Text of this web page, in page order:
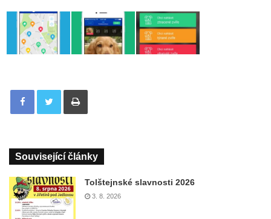
Tisknout
Související články
Tolštejnské slavnosti 2026
3. 8. 2026